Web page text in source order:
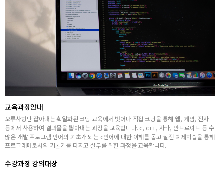
취업지원센터
고객상담센터
지점별 홈페이지
교육과정안내
오류사항만 잡아내는 획일화된 코딩 교육에서 벗어나 직접 코딩을 통해 웹, 게임, 전자
등에서 사용하여 결과물을 뽑아내는 과정을 교육합니다. c, c++, 자바, 안드로이드 등 수
많은 개발 프로그램 언어의 기초가 되는 c언어에 대한 이해를 돕고 실전 예제학습을 통해
프로그래머로서의 기본기를 다지고 실무를 위한 과정을 교육합니다.
수강과정 강의대상